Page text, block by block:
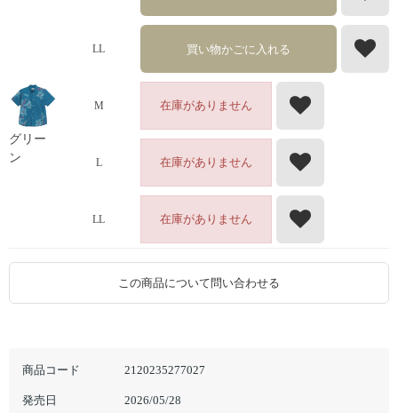
商品コード 2120235277027
発売日 2026/05/28
LL 買い物かごに入れる
グリー
ン
M 在庫がありません
L 在庫がありません
LL 在庫がありません
この商品について問い合わせる